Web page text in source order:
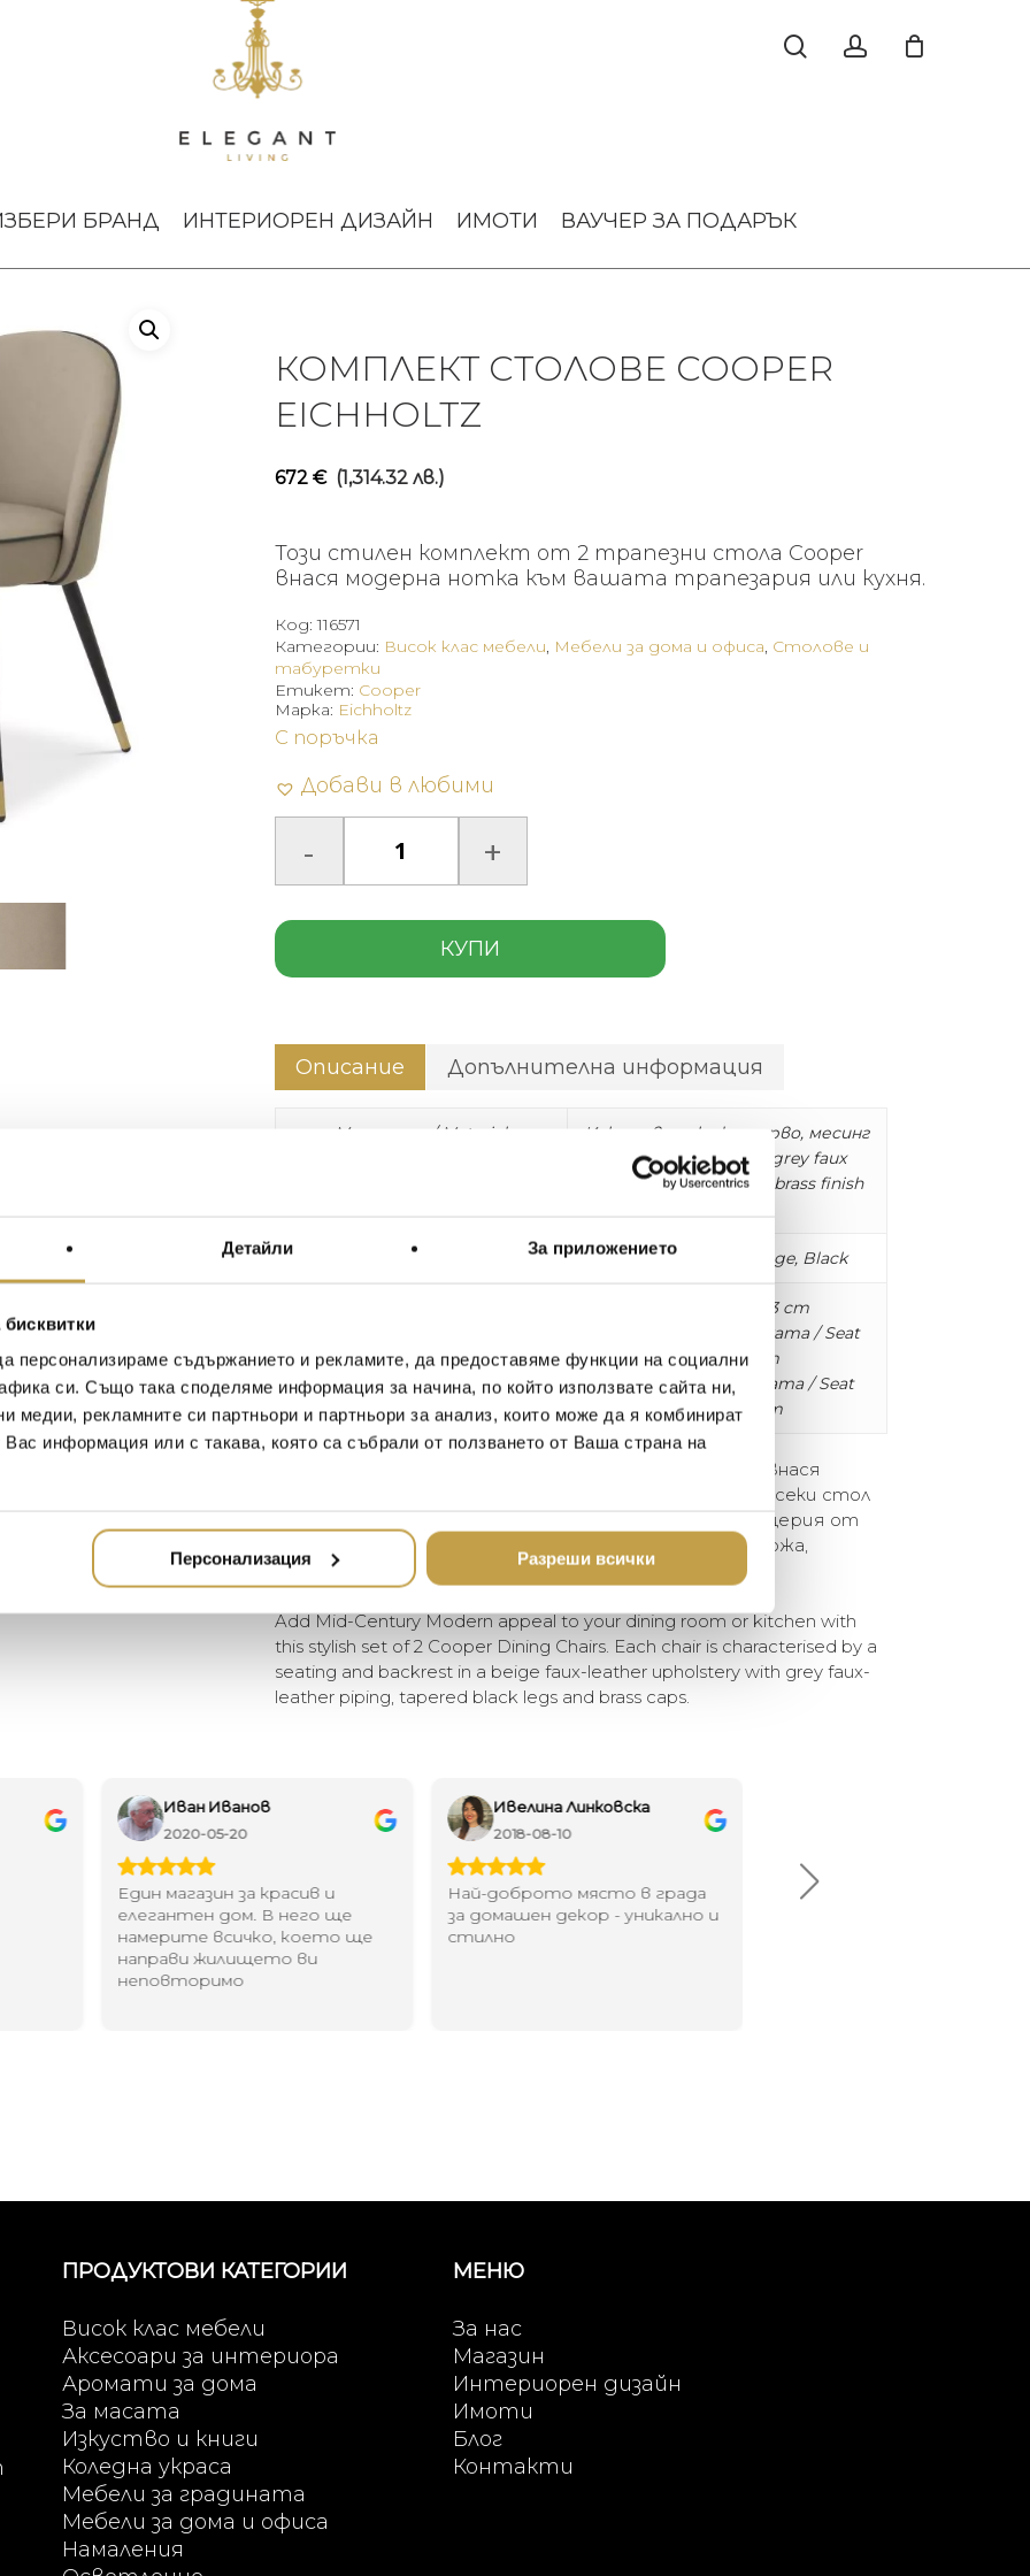
Детайли За приложението
персонализираме съдържанието и рекламите, да предоставяме функции на социални
си. Също така споделяме информация за начина, по който използвате сайта ни,
медии, рекламните си партньори и партньори за анализ, които може да я комбинират
Вас информация или с такава, която са събрали от ползването от Ваша страна на
Персонализация Разреши всички
БРАНД ИНТЕРИОРЕН ДИЗАЙН ИМОТИ ВАУЧЕР ЗА ПОДАРЪК
КОМПЛЕКТ СТОЛОВЕ COOPER
EICHHOLTZ
672 € (1,314.32 лв.)
Този стилен комплект от 2 трапезни стола Cooper
внася модерна нотка към вашата трапезария или кухня.
Код:116571
Категории: Висок клас мебели, Мебели за дома и офиса, Столове и
табуретки
Етикет: Cooper
С поръчка
Добави в любими
КУПИ
Марка: Eichholtz
Описание Допълнителна информация
Материал / Material
Изкуствена кожа, дърво, месинг
/ Beige faux leather, grey faux
leather piping, black & brass finish
Цвят / Colour Бежово, черно / Beige, Black
L55 x W64 x H83 cm
Дълбочина на седалката / Seat
depth: 50 cm
Височина на седалката / Seat
height: 49 cm
Този стилен комплект от 2 трапезни стола Cooper внася
модерна нотка към вашата трапезария или кухня. Всеки стол
се отличава със седалка и облегалка в бежова тапицерия от
изкуствена кожа със сиви кантове от изкуствена кожа,
заострени черни крака и месингови капачки.
Add Mid-Century Modern appeal to your dining room or kitchen with
this stylish set of 2 Cooper Dining Chairs. Each chair is characterised by a
seating and backrest in a beige faux-leather upholstery with grey faux-
leather piping, tapered black legs and brass caps.
Иван Иванов
2020-05-20
Един магазин за красив и
елегантен дом. В него ще
намерите всичко, което ще
направи жилището ви
неповторимо
Ивелина Линковска
2018-08-10
Най-доброто място в града
за домашен декор - уникално и
стилно
Хареса ми
ПРОДУКТОВИ КАТЕГОРИИ
Висок клас мебели
Аксесоари за интериора
Аромати за дома
За масата
Изкуство и книги
Коледна украса
Мебели за градината
Мебели за дома и офиса
Намаления
МЕНЮ
За нас
Магазин
Интериорен дизайн
Имоти
Блог
Контакти